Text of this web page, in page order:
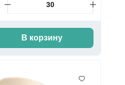
В корзину